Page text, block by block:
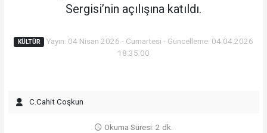
Sergisi’nin açılışına katıldı.
KÜLTÜR
Yayın: 04 Nisan 2026 - Cumartesi - Güncelleme: 04.04.2026
18:35:00
C.Cahit Coşkun
Okuma Süresi: 2 dk.